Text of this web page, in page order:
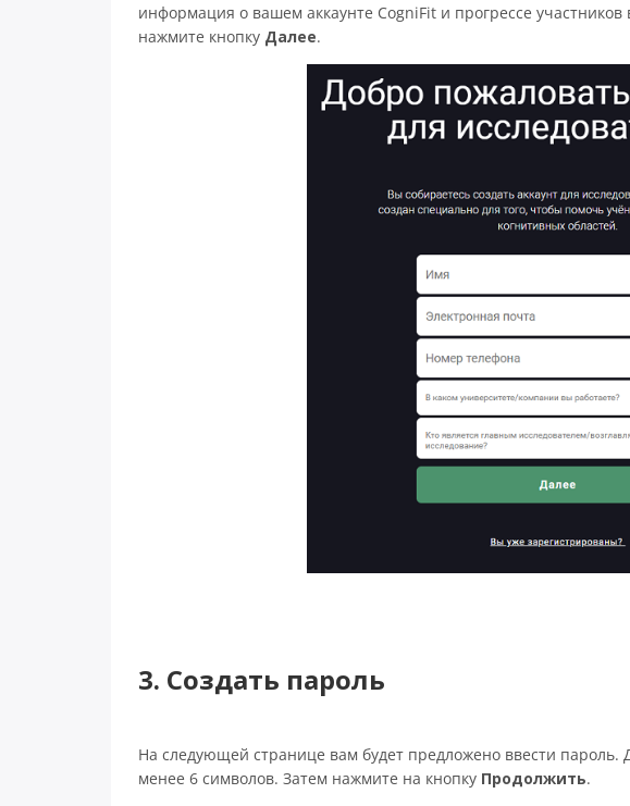
информация о вашем аккаунте CogniFit и прогрессе участников
нажмите кнопку Далее.
3. Создать пароль
На следующей странице вам будет предложено ввести пароль.
менее 6 символов. Затем нажмите на кнопку Продолжить.